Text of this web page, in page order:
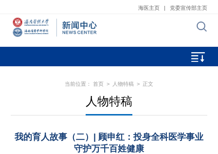
海医主页 | 党委宣传部主页
当前位置： 首页 > 人物特稿 > 正文
人物特稿
我的育人故事（二）| 顾申红：投身全科医学事业
守护万千百姓健康